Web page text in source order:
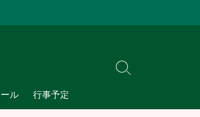
ル 行事予定
検
り